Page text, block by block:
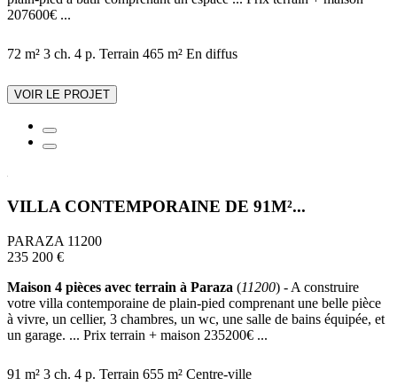
207600€ ...
72 m² 3 ch. 4 p. Terrain 465 m² En diffus
VOIR LE PROJET
VILLA CONTEMPORAINE DE 91M²...
PARAZA 11200
235 200 €
Maison 4 pièces avec terrain à Paraza (11200) - A construire
votre villa contemporaine de plain-pied comprenant une belle pièce
à vivre, un cellier, 3 chambres, un wc, une salle de bains équipée, et
un garage. ... Prix terrain + maison 235200€ ...
91 m² 3 ch. 4 p. Terrain 655 m² Centre-ville